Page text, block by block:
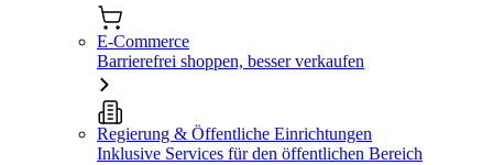
E-Commerce
Barrierefrei shoppen, besser verkaufen
Regierung & Öffentliche Einrichtungen
Inklusive Services für den öffentlichen Bereich